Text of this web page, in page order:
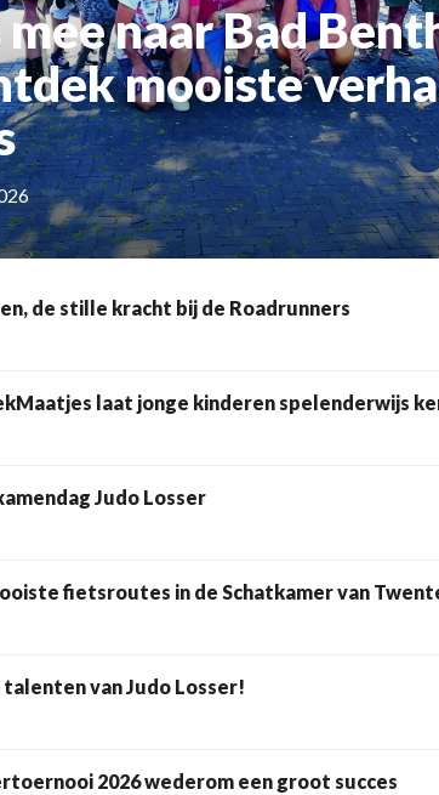
naar Bad
mooiste
de stille kracht bij de Roadrunners
Cursus
Judo Losser
fietsroutes in de Schatkamer van
talenten van Judo Losser!
2026 wederom een groot succes